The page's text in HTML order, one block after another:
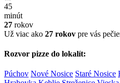
45
minút
27 rokov
Už viac ako 27 rokov pre vás
Rozvor pizze do lokalít:
Púchov Nové Nosice Staré Nosice